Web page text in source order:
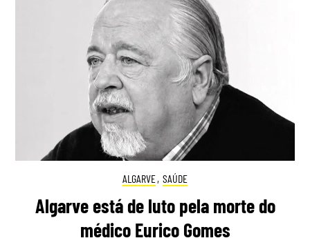
ALGARVE, SAÚDE
Algarve está de luto pela morte do
médico Eurico Gomes